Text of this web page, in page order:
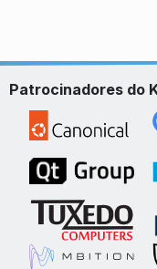
Patrocinadores do